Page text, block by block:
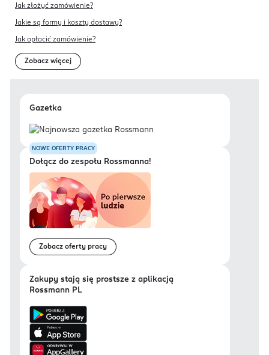
Jak złożyć zamówienie?
Jakie są formy i koszty dostawy?
Jak opłacić zamówienie?
Zobacz więcej
Gazetka
NOWE OFERTY PRACY
Dołącz do zespołu Rossmanna!
Zobacz oferty pracy
Zakupy stają się prostsze z aplikacją
Rossmann PL